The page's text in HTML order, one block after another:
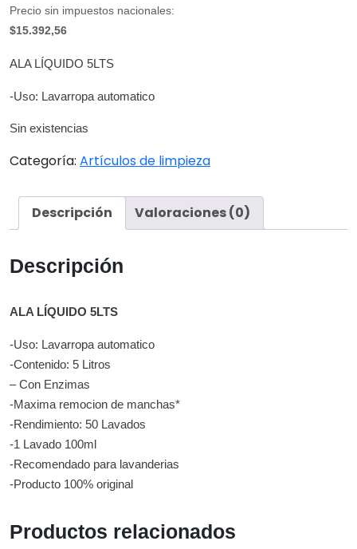
Precio sin impuestos nacionales:
$15.392,56
ALA LÍQUIDO 5LTS
-Uso: Lavarropa automatico
Sin existencias
Categoría: Artículos de limpieza
Descripción Valoraciones (0)
Descripción
ALA LÍQUIDO 5LTS
-Uso: Lavarropa automatico
-Contenido: 5 Litros
– Con Enzimas
-Maxima remocion de manchas*
-Rendimiento: 50 Lavados
-1 Lavado 100ml
-Recomendado para lavanderias
-Producto 100% original
Productos relacionados